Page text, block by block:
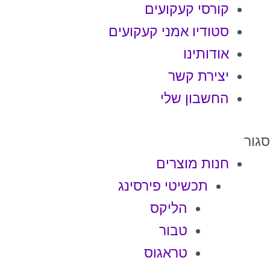
קורסי קעקועים
סטודיו אמני קעקועים
אודותינו
יצירת קשר
החשבון שלי
סגור
חנות מוצרים
תכשיטי פירסינג
הליקס
טבור
טראגוס